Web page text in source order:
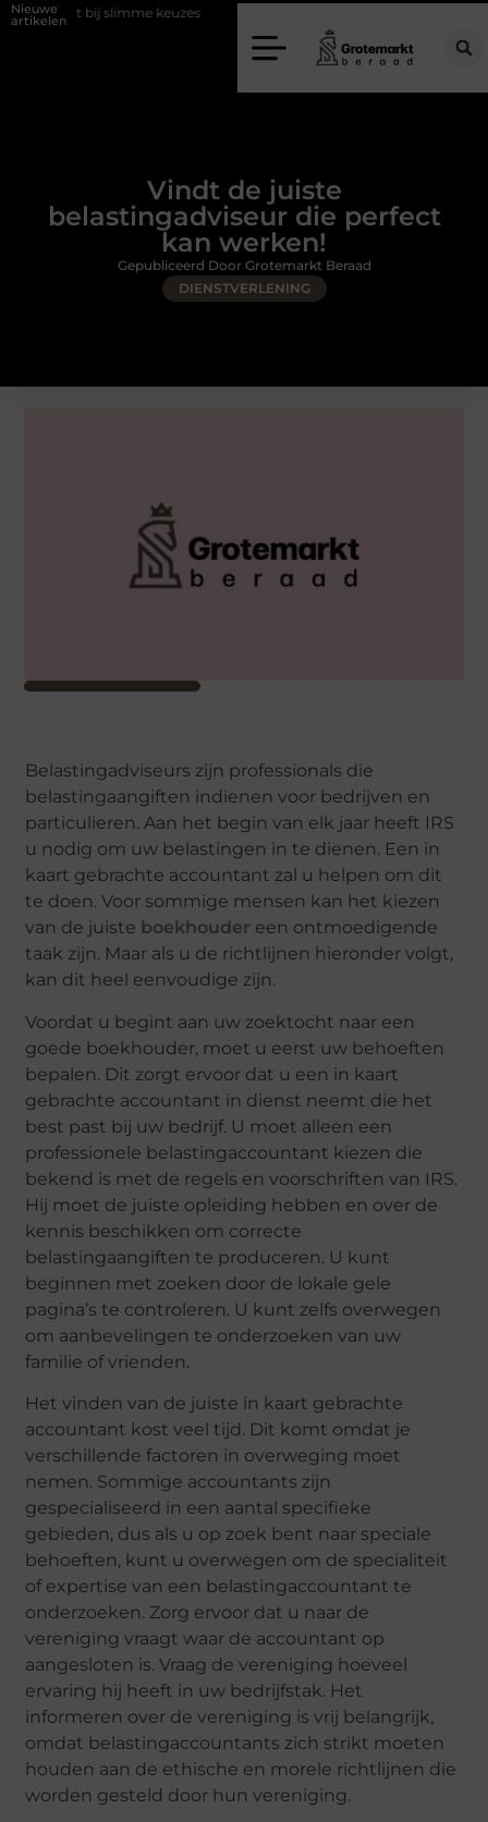
Nieuwe
artikelenkeuzes Waarom kiezen voor een rijschool in Utrecht?
Vindt de juiste
belastingadviseur die perfect
kan werken!
DIENSTVERLENING
Gepubliceerd Door Grotemarkt Beraad
Belastingadviseurs zijn professionals die
belastingaangiften indienen voor bedrijven en
particulieren. Aan het begin van elk jaar heeft IRS
u nodig om uw belastingen in te dienen. Een in
kaart gebrachte accountant zal u helpen om dit
te doen. Voor sommige mensen kan het kiezen
van de juiste boekhouder een ontmoedigende
taak zijn. Maar als u de richtlijnen hieronder volgt,
kan dit heel eenvoudige zijn.
Voordat u begint aan uw zoektocht naar een
goede boekhouder, moet u eerst uw behoeften
bepalen. Dit zorgt ervoor dat u een in kaart
gebrachte accountant in dienst neemt die het
best past bij uw bedrijf. U moet alleen een
professionele belastingaccountant kiezen die
bekend is met de regels en voorschriften van IRS.
Hij moet de juiste opleiding hebben en over de
kennis beschikken om correcte
belastingaangiften te produceren. U kunt
beginnen met zoeken door de lokale gele
pagina’s te controleren. U kunt zelfs overwegen
om aanbevelingen te onderzoeken van uw
familie of vrienden.
Het vinden van de juiste in kaart gebrachte
accountant kost veel tijd. Dit komt omdat je
verschillende factoren in overweging moet
nemen. Sommige accountants zijn
gespecialiseerd in een aantal specifieke
gebieden, dus als u op zoek bent naar speciale
behoeften, kunt u overwegen om de specialiteit
of expertise van een belastingaccountant te
onderzoeken. Zorg ervoor dat u naar de
vereniging vraagt waar de accountant op
aangesloten is. Vraag de vereniging hoeveel
ervaring hij heeft in uw bedrijfstak. Het
informeren over de vereniging is vrij belangrijk,
omdat belastingaccountants zich strikt moeten
houden aan de ethische en morele richtlijnen die
worden gesteld door hun vereniging.